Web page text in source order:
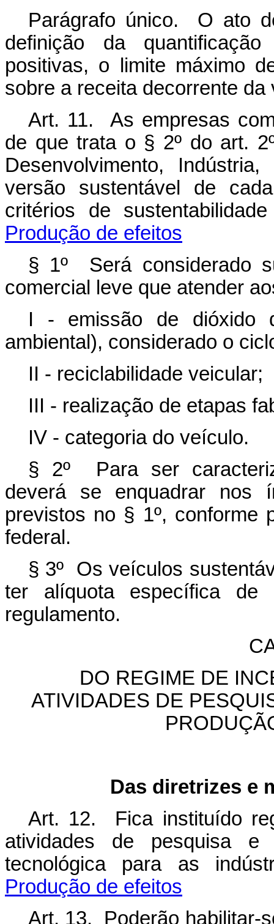
Parágrafo único. O ato
definição da
positivas, o limite máximo
sobre a receita decorrente
Art. 11. As empresas
de que trata o § 2º do art.
Desenvolvimento,
versão sustentável de
critérios de
Produção de efeitos
§ 1º Será considerado
comercial leve que atender
I - emissão de dióxido
ambiental), considerado o
II - reciclabilidade veicular;
III - realização de etapas
IV - categoria do veículo.
§ 2º Para ser
deverá se enquadrar nos
previstos no § 1º, conforme
federal.
§ 3º Os veículos
ter alíquota específica
regulamento.
DO REGIME DE
ATIVIDADES DE
Das diretrizes e
Art. 12. Fica instituído
atividades de pesquisa e
tecnológica para as
Produção de efeitos
Art. 13. Poderão habilitar-